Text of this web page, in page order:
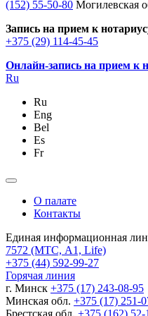
(152) 55-50-80 Могилевская
Запись на прием к
+375 (29) 114-45-45
Онлайн-запись на прием к
Ru
Ru
Eng
Bel
Es
Fr
О палате
Контакты
Единая информационная
7572 (МТС, A1, Life)
+375 (44) 592-99-27
Горячая линия
г. Минск +375 (17) 243-08-95
Минская обл. +375 (17) 251-
Брестская обл. +375 (162) 52-